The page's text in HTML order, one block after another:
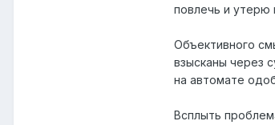
повлечь и утерю
Объективного
взысканы через
на автомате
Всплыть